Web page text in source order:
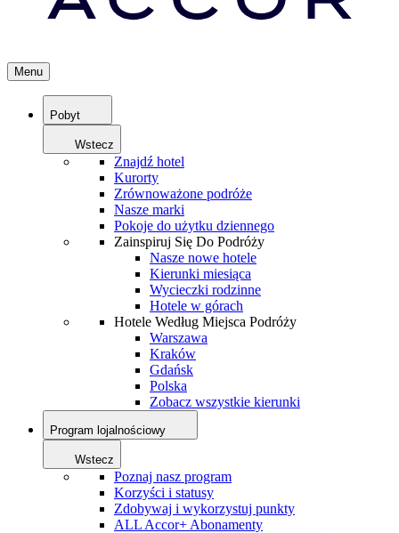
Menu
Pobyt
Wstecz
Znajdź hotel
Kurorty
Zrównoważone podróże
Nasze marki
Pokoje do użytku dziennego
Zainspiruj Się Do Podróży
Nasze nowe hotele
Kierunki miesiąca
Wycieczki rodzinne
Hotele w górach
Hotele Według Miejsca Podróży
Warszawa
Kraków
Gdańsk
Polska
Zobacz wszystkie kierunki
Program lojalnościowy
Wstecz
Poznaj nasz program
Korzyści i statusy
Zdobywaj i wykorzystuj punkty
ALL Accor+ Abonamenty